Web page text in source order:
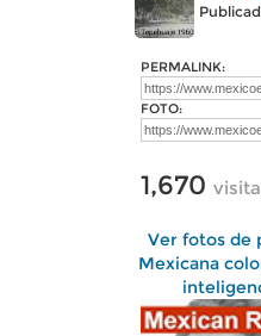
PERMALINK:
FOTO:
1,670
Ver fotos de
Mexicana